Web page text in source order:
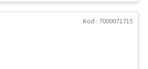
Kod : 7000071715